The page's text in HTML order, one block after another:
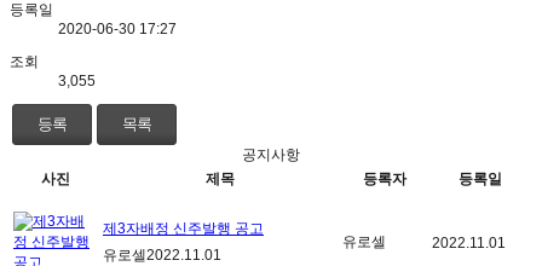
등록일
2020-06-30 17:27
조회
3,055
등록 목록
공지사항
사진
제목 등록자 등록일
제3자배정 신주발행 공고
유로셀2022.11.01
유로셀 2022.11.01